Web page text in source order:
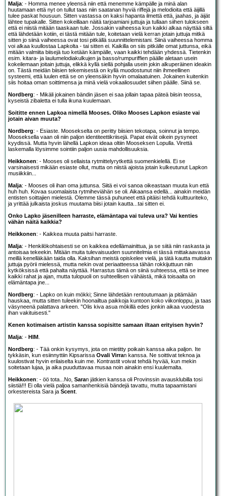
Malja: - Homma menee yleensä niin että menemme kämpälle ja minä alan
huutamaan että nyt on tullut taas niin saatanan hyviä riffejä ja melodioita että äijillä
tulee paskat housuun. Sitten vastassa on kaksi hapanta ilmettä että, jaahas, ja äijät
lähtee tupakalle. Sitten kokeillaan näitä tarjoamiani juttuja ja tullaan siihen tulokseen
että ei niistä mitään taaskaan tule. Jossakin vaiheessa kun kaikki alkaa näyttää siltä
että lähdetään kotiin, ei tästä mitään tule, koitetaan vielä kerran jotain juttuja mitkä
sitten jo siinä vaiheessa ovat tosi pitkällä suunnittelemistani. Siinä vaiheessa homma
voi alkaa kuullostaa Lapkolta - tai sitten ei. Kaikilla on siis pitkälle omat juttunsa, eikä
mitään valmiita biisejä tuo ketään kämpälle, vaan kaikki tehdään yhdessä. Tietenkin
esim. kitara- ja laulumelodiakulkujen ja basso/rumpuriffien päälle aletaan usein
kokeilemaan joitain juttuja, elikkä kyllä siellä pohjalla usein jokin alkuperäinen ideakin
on. Tästä meidän biisien tekemisestä on kyllä muodostunut niin ihmeellinen
systeemi, että luulen että se on yleensäkin hyvin omalaatuinen. Jokainen kuitenkin
siis hoitaa oman soittimensa ja minä vielä vokaaliosuudet siihen päälle. Siinä se.
Nordberg: - Mikäli jokainen bändin jäsen ei saa jollain tapaa päteä biisin teossa,
kyseistä zibaletta ei tulla ikuna kuulemaan.
Soititte ennen Lapkoa nimellä Mooses. Oliko Mooses Lapkon esiaste vai
jotain aivan muuta?
Nordberg: - Esiaste. Moosekselta on peritty biisien tekotapa, soinnut ja tempo.
Mooseksella vaan oli niin paljon identiteettikriisejä. Papat eivät oikein pysyneet
kyydissä. Mutta hyvin lähellä Lapkon ideaa oltiin Mooseksen Lopulla. Virettä
laskemalla löysimme sointiin paljon uusia mahdollisuuksia.
Heikkonen: - Mooses oli sellaista rytmittelyrytkettä suomenkielellä. Ei se
varsinaisesti mikään esiaste ollut, mutta on niistä ajoista jotain kulkeutunut Lapkon
musiikkiin...
Malja: - Mooses oli ihan oma juttunsa. Siitä ei voi sanoa oikeastaan muuta kun että
huh huh. Kovaa suomalaista rytmiheviähän se oli. Aikaansa edellä... ainakin meidän
entisten soittajien mielestä. Olemme tässä puhuneet että pitäisi tehdä kulttuuriteko,
ja yrittää julkaista joskus muutama biisi jotain kautta...tai sitten ei.
Onko Lapko jäsenilleen harraste, elämäntapa vai tuleva ura? Vai kenties
vähän näitä kaikkia?
Heikkonen: - Kaikkea muuta paitsi harraste.
Malja: - Henkilökohtaisesti se on kaikkea edellämainittua, ja se siitä niin raskasta ja
antoisaa tekeekin. Mitään muita tulevaisuuden suunnitelmia ei tässä mittakaavassa
meillä kenelläkään taida olla. Kaksihan meistä opiskelee vielä, ja tätä kautta muitakin
juttuja pyörii mielessä, mutta nekin ovat periaatteessa tähän rokkijuttuun niin
kytköksissä että pahalta näyttää. Harrastus tämä on siinä suhteessa, että se imee
kaikki rahat ja ajan, mutta tulopuoli on suhteellisen vähäistä, mikä toisaalta on
elämäntapa jne...
Nordberg: - Lapko on kuin mökki; Sinne lähdetään rentoutumaan ja pitämään
hauskaa, mutta sitten tuleekin hoonailtua paikkoja kuntoon koko viikonloppu, ja taas
väsyneenä palattava arkeen. "Olis kiva asua mökillä edes jonkin aikaa vuodesta
ihan vakituisesti."
Kenen kotimaisen artistin kanssa sopisitte samaan iltaan erityisen hyvin?
Malja: - HIM .
Nordberg: - Tää onkin kysymys, jota on mietitty poikain kanssa aika paljon. Ite
tykkäsin, kun esiinnyttiin Kipsarissa Ovali Virran kanssa. Ne soittivat teknoa ja
kuulostivat hyvin erilaiselta kuin me. Kontrastit voivat tehdä hyvää, kun mekin
soitetaan lujaa, ja aika puuduttavaa musaa noin ainakin ensi kuulemalta.
Heikkonen: - öö tota...No, Saran jätkien kanssa oli Provinssin avausklubilla tosi
siistiä!!! Ei olla vielä paljoa samanhenkisiä bändejä tavattu, mutta tapaamistani
orkestereista Sara ja Scent.